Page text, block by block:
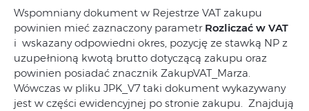
Wspomniany dokument w Rejestrze VAT zakupu
powinien mieć zaznaczony parametr Rozliczać w VAT
i wskazany odpowiedni okres, pozycję ze stawką NP z
uzupełnioną kwotą brutto dotyczącą zakupu oraz
powinien posiadać znacznik ZakupVAT_Marza.
Wówczas w pliku JPK_V7 taki dokument wykazywany
jest w części ewidencyjnej po stronie zakupu. Znajdują